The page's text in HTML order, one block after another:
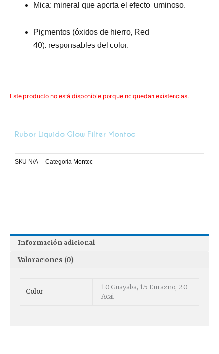
Mica: mineral que aporta el efecto luminoso.
Pigmentos (óxidos de hierro, Red
40): responsables del color.
Este producto no está disponible porque no quedan existencias.
Rubor Liquido Glow Filter Montoc
SKU N/A Categoría Montoc
Información adicional
Valoraciones (0)
Color
1.0 Guayaba, 1.5 Durazno, 2.0
Acai